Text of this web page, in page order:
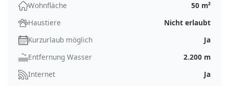
Wohnfläche
50 m²
Haustiere
Nicht erlaubt
Kurzurlaub möglich
Ja
Entfernung Wasser
2.200 m
Internet
Ja